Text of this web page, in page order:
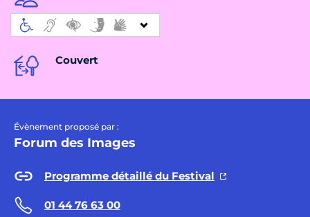
Couvert
Évènement proposé par :
Forum des Images
Programme détaillé du Festival
01 44 76 63 00